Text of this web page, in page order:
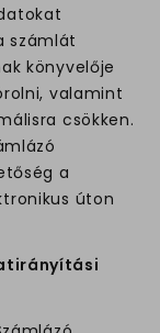
számlát
könyvelője
valamint
csökken.
a
úton